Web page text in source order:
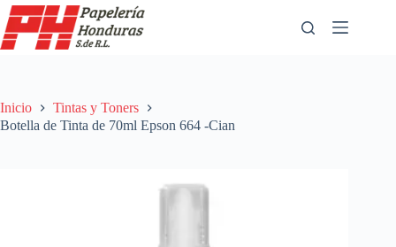
Saltar
al
contenido
Inicio
Tintas y Toners
Botella de Tinta de 70ml Epson 664 -Cian